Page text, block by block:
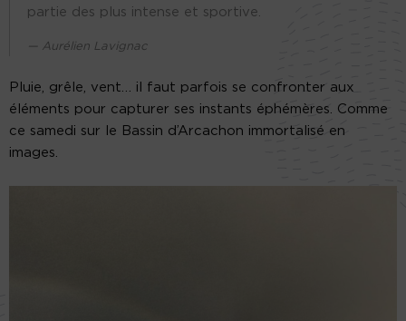
partie des plus intense et sportive.
Aurélien Lavignac
Pluie, grêle, vent… il faut parfois se confronter aux
éléments pour capturer ses instants éphémères. Comme
ce samedi sur le Bassin d’Arcachon immortalisé en
images.